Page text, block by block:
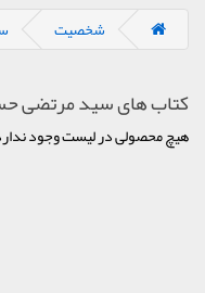
شخصیت
کتاب های سید مرتضی
هیچ محصولی در لیست وجود